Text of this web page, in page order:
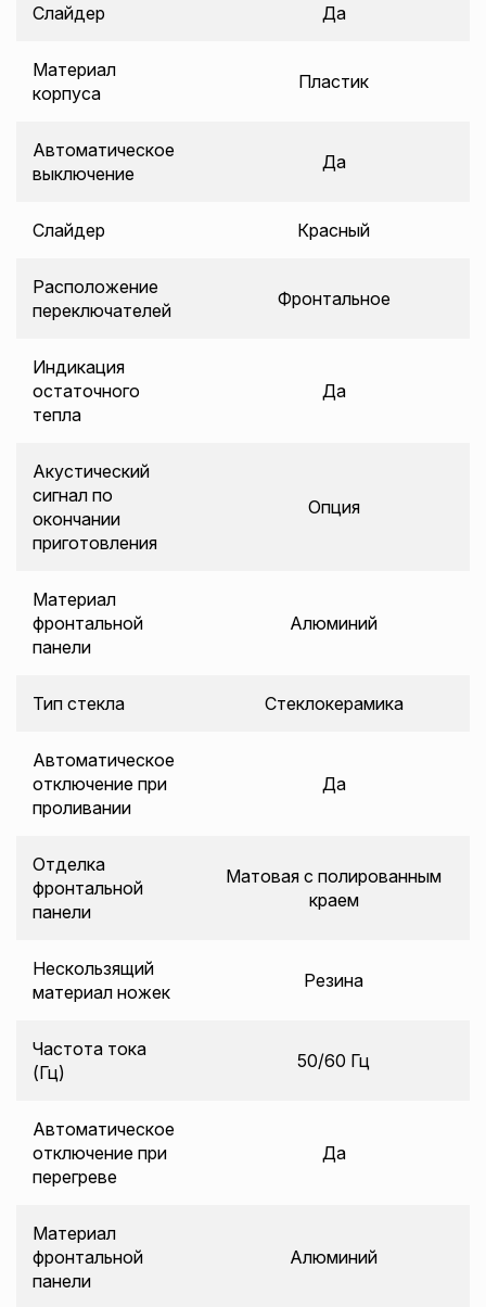
Слайдер Да
Материал
корпуса
Пластик
Автоматическое
выключение
Да
Слайдер Красный
Расположение
переключателей
Фронтальное
Индикация
остаточного
тепла
Да
Акустический
сигнал по
окончании
приготовления
Опция
Материал
фронтальной
панели
Алюминий
Тип стекла Стеклокерамика
Автоматическое
отключение при
проливании
Да
Отделка
фронтальной
панели
Матовая с полированным
краем
Нескользящий
материал ножек
Резина
Частота тока
(Гц)
50/60 Гц
Автоматическое
отключение при
перегреве
Да
Материал
фронтальной
панели
Алюминий